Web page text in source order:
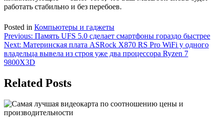
работать стабильно и без перебоев.
Posted in Компьютеры и гаджеты
Навигация
по
записям
Previous: Память UFS 5.0 сделает смартфоны гораздо быстрее
Next: Материнская плата ASRock X870 RS Pro WiFi у одного
владельца вывела из строя уже два процессора Ryzen 7
9800X3D
Related Posts